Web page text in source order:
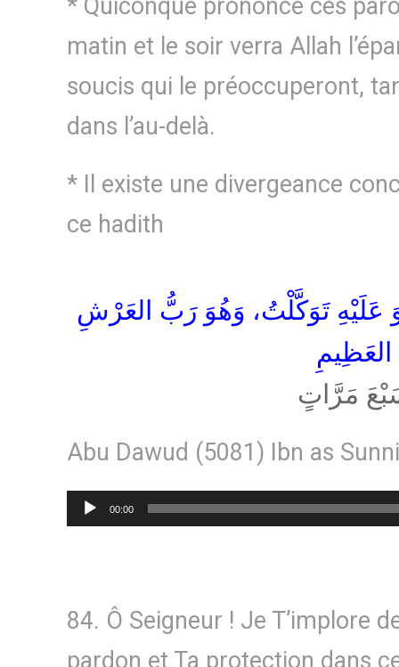
* Quiconque prononce ces
matin et le soir verra Allah
soucis qui le préoccuperont,
dans l’au-delà.
* Il existe une divergeance
ce hadith
عَلَيْهِ تَوَكَّلْتُ، وَهُوَ رَبُّ العَرْشِ
العَظِيمِ
مَرَّاتٍ
Abu Dawud (5081) Ibn as
Lecteur
audio
00:00
84. Ô Seigneur ! Je T’implore
pardon et Ta protection dans